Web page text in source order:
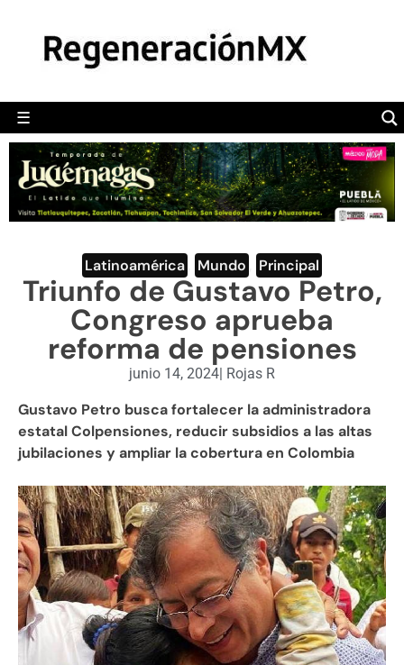
☰
POLÍTICA
CAMALEÓN
OPINIÓN
DEPORTES
ENGLISH SECTION
VIDEOS
Latinoamérica Mundo Principal
Triunfo de Gustavo Petro,
Congreso aprueba
reforma de pensiones
junio 14, 2024| Rojas R
Gustavo Petro busca fortalecer la administradora
estatal Colpensiones, reducir subsidios a las altas
jubilaciones y ampliar la cobertura en Colombia